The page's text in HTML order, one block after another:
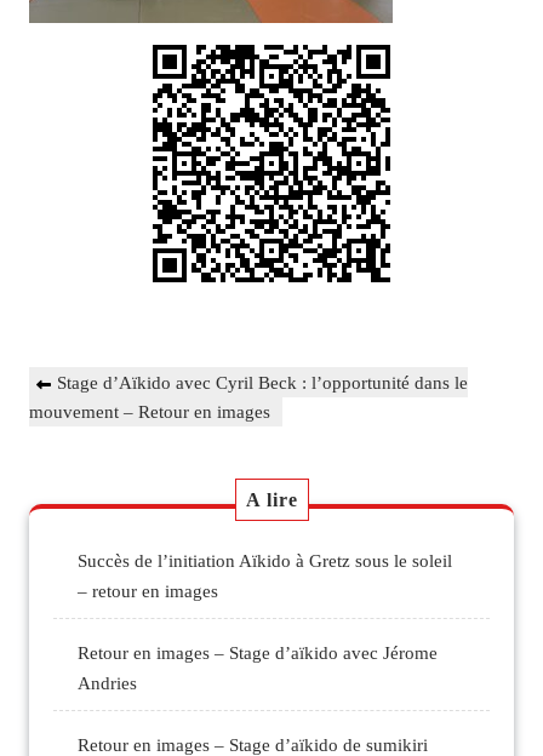
de
Previous
Post
Stage d’Aïkido avec Cyril Beck : l’opportunité dans le
mouvement – Retour en images
A lire
Succès de l’initiation Aïkido à Gretz sous le soleil
– retour en images
Retour en images – Stage d’aïkido avec Jérome
Andries
Retour en images – Stage d’aïkido de sumikiri